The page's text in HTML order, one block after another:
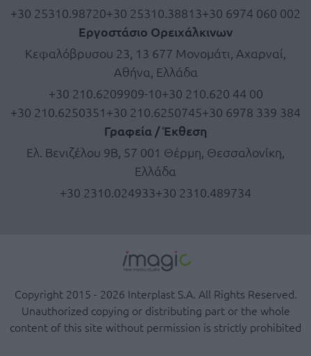
+30 25310.98720+30 25310.38813+30 6974 060 002
Εργοστάσιο Ορειχάλκινων
Κεφαλόβρυσου 23, 13 677 Μονομάτι, Αχαρναί,
Αθήνα, Ελλάδα
+30 210.6209909-10+30 210.620 44 00
+30 210.6250351 +30 210.6250745+30 6978 339 384
Γραφεία / Έκθεση
Ελ. Βενιζέλου 9Β, 57 001 Θέρμη, Θεσσαλονίκη,
Ελλάδα
+30 2310.024933+30 2310.489734
Copyright 2015 - 2026 Interplast S.A. All Rights Reserved.
Unauthorized copying or distributing part or the whole
content of this site without permission is strictly prohibited